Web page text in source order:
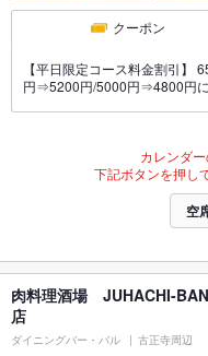
クーポン
【平日限定コース料金割引
円⇒5200円/5000円⇒4800円に
カレンダー
下記ボタンを押し
空
肉料理酒場 JUHACHI-
店
ダイニングバー・バル 古正寺周辺